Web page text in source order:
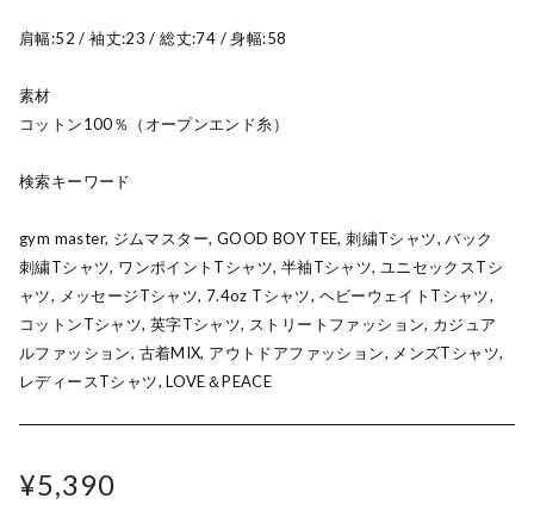
肩幅:52 / 袖丈:23 / 総丈:74 / 身幅:58
素材
コットン100％（オープンエンド糸）
検索キーワード
gym master, ジムマスター, GOOD BOY TEE, 刺繍Tシャツ, バック
刺繍Tシャツ, ワンポイントTシャツ, 半袖Tシャツ, ユニセックスTシ
ャツ, メッセージTシャツ, 7.4oz Tシャツ, ヘビーウェイトTシャツ,
コットンTシャツ, 英字Tシャツ, ストリートファッション, カジュア
ルファッション, 古着MIX, アウトドアファッション, メンズTシャツ,
レディースTシャツ, LOVE＆PEACE
¥5,390